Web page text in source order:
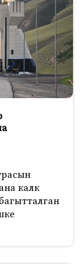
калк